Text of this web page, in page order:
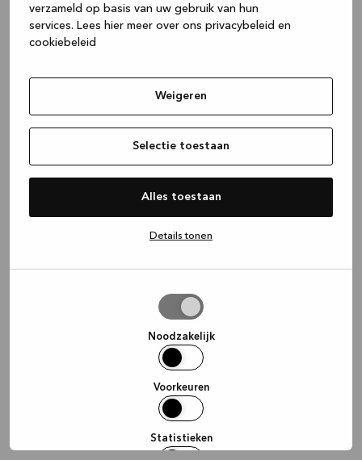
verzameld op basis van uw gebruik van hun
services. Lees hier meer over ons privacybeleid en
cookiebeleid
Weigeren
Selectie toestaan
Alles toestaan
Details tonen
Noodzakelijk
Voorkeuren
Statistieken
(see the browser console for more
information).